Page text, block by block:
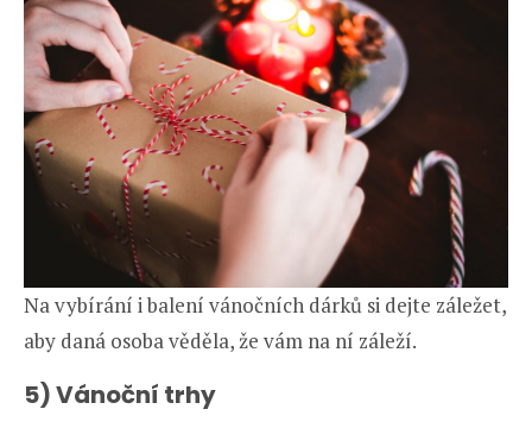
Na vybírání i balení vánočních dárků si dejte záležet,
aby daná osoba věděla, že vám na ní záleží.
5) Vánoční trhy